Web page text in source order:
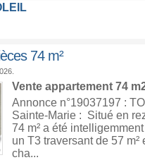
74 m²
Vente appartement 74
Annonce n°19037197 :
Sainte-Marie : Situé en
74 m² a été
un T3 traversant de 57
cha...